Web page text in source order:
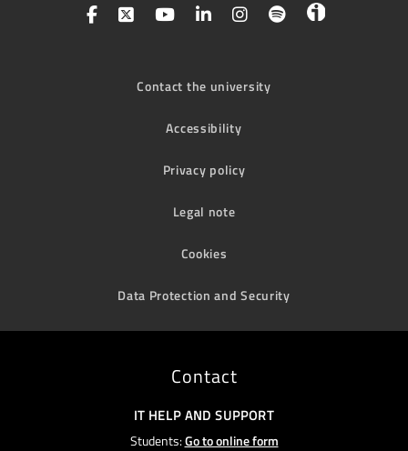
Contact the university
Accessibility
Privacy policy
Legal note
Cookies
Data Protection and Security
Contact
IT HELP AND SUPPORT
Students:Go to online form